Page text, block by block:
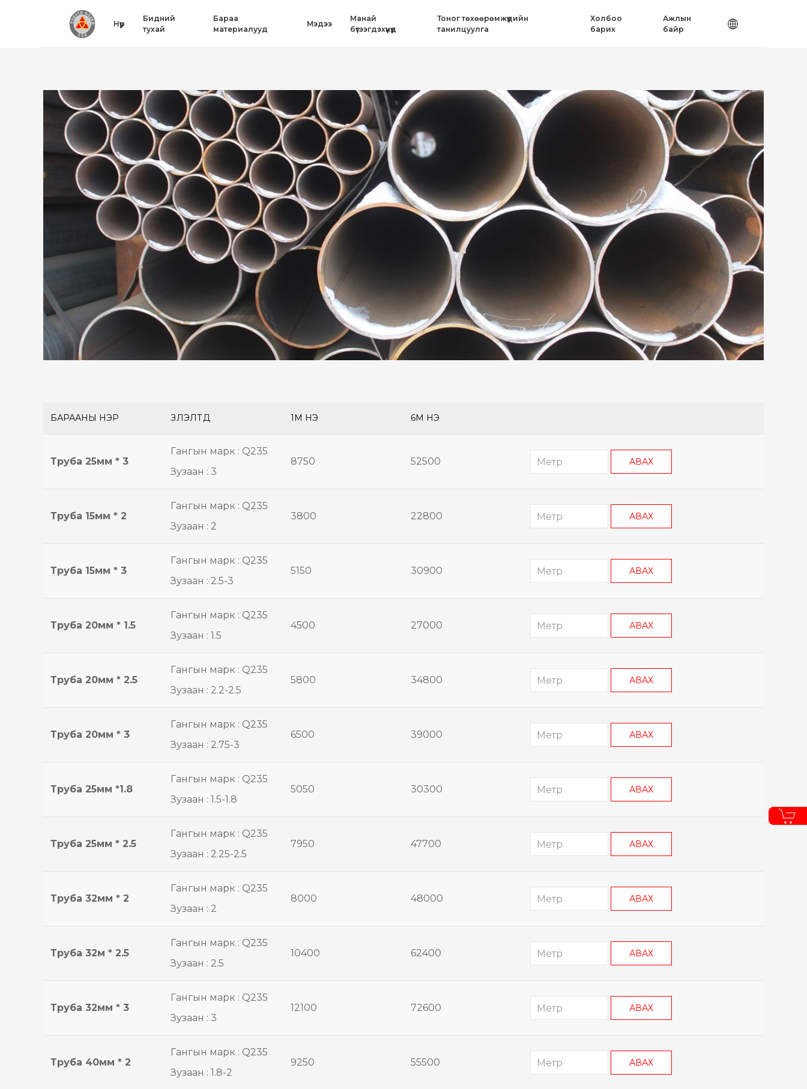
Нүүр
Бидний
тухай
Бараа
материалууд
Mэдээ
Mанай
бүтээгдэхүүнүүд
Тоног төхөөрөмжүүдийн
танилцуулга
Холбоо
барих
Ажлын
байр
БАРААНЫ НЭР ҮЗҮҮЛЭЛТҮҮД 1М ҮНЭ 6М ҮНЭ
Труба 25мм * 3
Гангын марк : Q235
Зузаан : 3
8750 52500 АВАХ
Труба 15мм * 2
Гангын марк : Q235
Зузаан : 2
3800 22800 АВАХ
Труба 15мм * 3
Гангын марк : Q235
Зузаан : 2.5-3
5150 30900 АВАХ
Труба 20мм * 1.5
Гангын марк : Q235
Зузаан : 1.5
4500 27000 АВАХ
Труба 20мм * 2.5
Гангын марк : Q235
Зузаан : 2.2-2.5
5800 34800 АВАХ
Труба 20мм * 3
Гангын марк : Q235
Зузаан : 2.75-3
6500 39000 АВАХ
Труба 25мм *1.8
Гангын марк : Q235
Зузаан : 1.5-1.8
5050 30300 АВАХ
Труба 25мм * 2.5
Гангын марк : Q235
Зузаан : 2.25-2.5
7950 47700 АВАХ
Труба 32мм * 2
Гангын марк : Q235
Зузаан : 2
8000 48000 АВАХ
Труба 32м * 2.5
Гангын марк : Q235
Зузаан : 2.5
10400 62400 АВАХ
Труба 32мм * 3
Гангын марк : Q235
Зузаан : 3
12100 72600 АВАХ
Труба 40мм * 2
Гангын марк : Q235
Зузаан : 1.8-2
9250 55500 АВАХ